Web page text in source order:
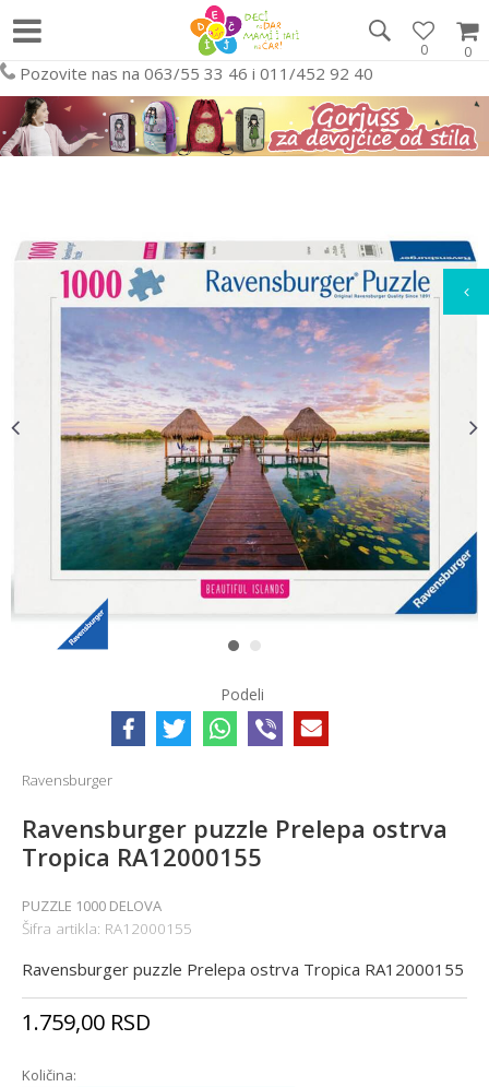
0
0
Pozovite nas na 063/55 33 46 i 011/452 92 40
1 2
Podeli
Ravensburger
Ravensburger puzzle Prelepa ostrva
Tropica RA12000155
PUZZLE 1000 DELOVA
Šifra artikla: RA12000155
Ravensburger puzzle Prelepa ostrva Tropica RA12000155
1.759,00 RSD
Količina: